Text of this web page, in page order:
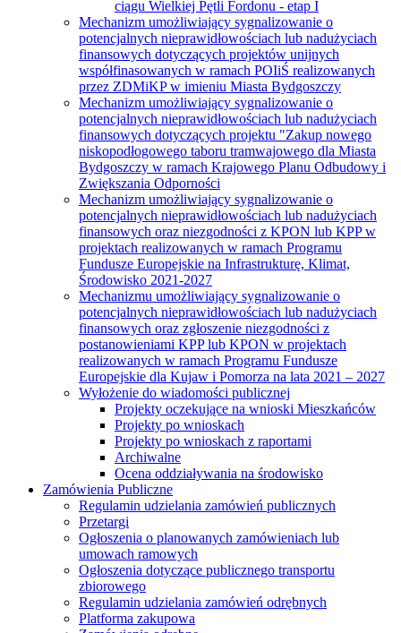
ciągu Wielkiej Pętli Fordonu - etap I
Mechanizm umożliwiający sygnalizowanie o
potencjalnych nieprawidłowościach lub nadużyciach
finansowych dotyczących projektów unijnych
współfinasowanych w ramach POIiŚ realizowanych
przez ZDMiKP w imieniu Miasta Bydgoszczy
Mechanizm umożliwiający sygnalizowanie o
potencjalnych nieprawidłowościach lub nadużyciach
finansowych dotyczących projektu "Zakup nowego
niskopodłogowego taboru tramwajowego dla Miasta
Bydgoszczy w ramach Krajowego Planu Odbudowy i
Zwiększania Odporności
Mechanizm umożliwiający sygnalizowanie o
potencjalnych nieprawidłowościach lub nadużyciach
finansowych oraz niezgodności z KPON lub KPP w
projektach realizowanych w ramach Programu
Fundusze Europejskie na Infrastrukturę, Klimat,
Środowisko 2021-2027
Mechanizmu umożliwiający sygnalizowanie o
potencjalnych nieprawidłowościach lub nadużyciach
finansowych oraz zgłoszenie niezgodności z
postanowieniami KPP lub KPON w projektach
realizowanych w ramach Programu Fundusze
Europejskie dla Kujaw i Pomorza na lata 2021 – 2027
Wyłożenie do wiadomości publicznej
Projekty oczekujące na wnioski Mieszkańców
Projekty po wnioskach
Projekty po wnioskach z raportami
Archiwalne
Ocena oddziaływania na środowisko
Zamówienia Publiczne
Regulamin udzielania zamówień publicznych
Przetargi
Ogłoszenia o planowanych zamówieniach lub
umowach ramowych
Ogłoszenia dotyczące publicznego transportu
zbiorowego
Regulamin udzielania zamówień odrębnych
Platforma zakupowa